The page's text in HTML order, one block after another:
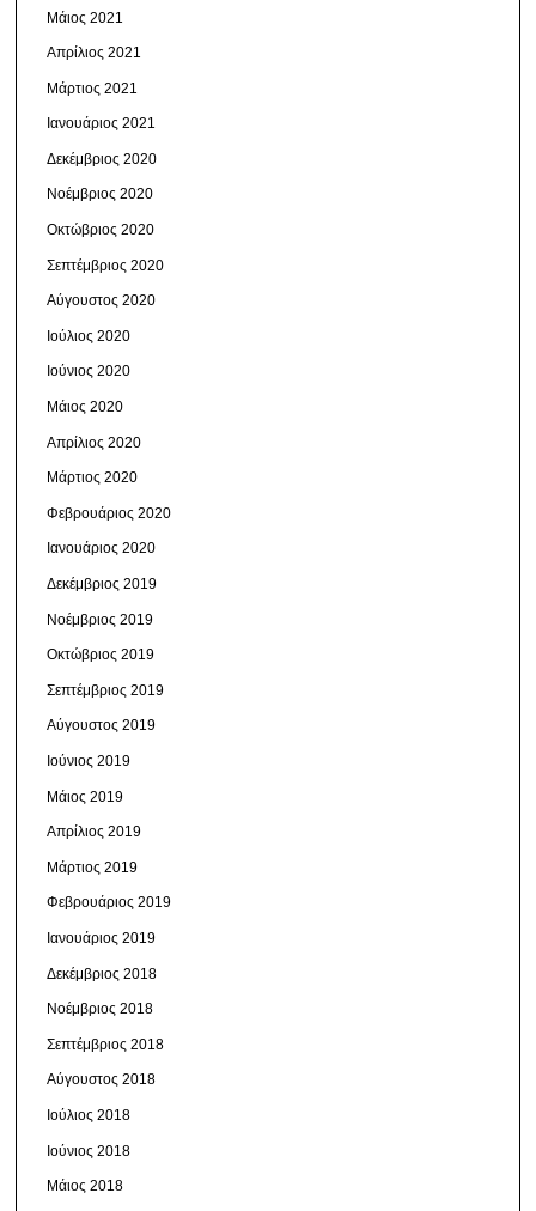
Μάιος 2021
Απρίλιος 2021
Μάρτιος 2021
Ιανουάριος 2021
Δεκέμβριος 2020
Νοέμβριος 2020
Οκτώβριος 2020
Σεπτέμβριος 2020
Αύγουστος 2020
Ιούλιος 2020
Ιούνιος 2020
Μάιος 2020
Απρίλιος 2020
Μάρτιος 2020
Φεβρουάριος 2020
Ιανουάριος 2020
Δεκέμβριος 2019
Νοέμβριος 2019
Οκτώβριος 2019
Σεπτέμβριος 2019
Αύγουστος 2019
Ιούνιος 2019
Μάιος 2019
Απρίλιος 2019
Μάρτιος 2019
Φεβρουάριος 2019
Ιανουάριος 2019
Δεκέμβριος 2018
Νοέμβριος 2018
Σεπτέμβριος 2018
Αύγουστος 2018
Ιούλιος 2018
Ιούνιος 2018
Μάιος 2018